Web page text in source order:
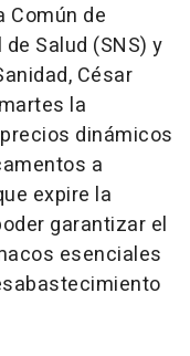
Común de
Salud (SNS) y
César
la
dinámicos
a
expire la
garantizar el
esenciales